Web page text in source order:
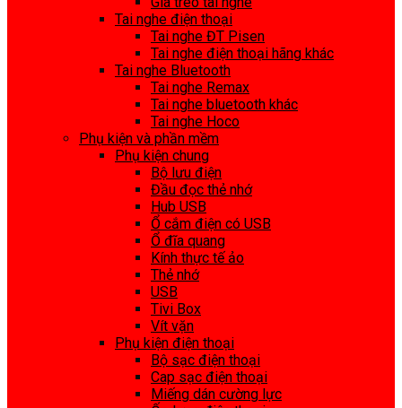
Tai nghe điện thoại
Tai nghe ĐT Pisen
Tai nghe điện thoại hãng khác
Tai nghe Bluetooth
Tai nghe Remax
Tai nghe bluetooth khác
Tai nghe Hoco
Phụ kiện và phần mềm
Phụ kiện chung
Bộ lưu điện
Đầu đọc thẻ nhớ
Hub USB
Ổ cắm điện có USB
Ổ đĩa quang
Kính thực tế ảo
Thẻ nhớ
USB
Tivi Box
Vít vặn
Phụ kiện điện thoại
Bộ sạc điện thoại
Cap sạc điện thoại
Miếng dán cường lực